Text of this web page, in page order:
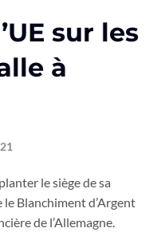
sur les
à
le siège de sa
Blanchiment d’Argent
de l’Allemagne.